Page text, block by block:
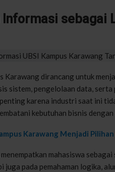
sebagai
Karawang dirancang untuk
sistem, pengelolaan data,
karena industri saat ini
kebutuhan bisnis
Karawang Menjadi
mahasiswa
pada pemahaman logika,